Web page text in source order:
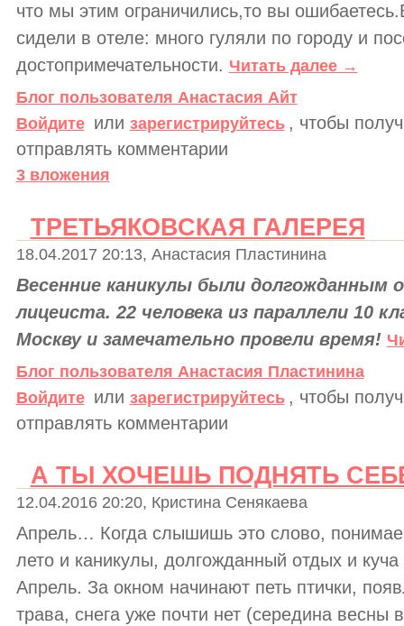
что мы этим ограничились,то вы
сидели в отеле: много гуляли по городу и
достопримечательности. Читать далее →
Блог пользователя Анастасия Айт
Войдите или зарегистрируйтесь , чтобы
отправлять комментарии
3 вложения
ТРЕТЬЯКОВСКАЯ ГАЛЕРЕЯ
18.04.2017 20:13, Анастасия Пластинина
Весенние каникулы были долгожданным
лицеиста. 22 человека из параллели 10
Москву и замечательно провели время!
Блог пользователя Анастасия Пластинина
Войдите или зарегистрируйтесь , чтобы
отправлять комментарии
А ТЫ ХОЧЕШЬ ПОДНЯТЬ
12.04.2016 20:20, Кристина Сенякаева
Апрель… Когда слышишь это слово,
лето и каникулы, долгожданный отдых и
Апрель. За окном начинают петь птички,
трава, снега уже почти нет (середина весны